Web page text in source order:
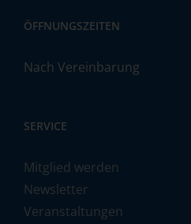
ÖFFNUNGSZEITEN
Nach Vereinbarung
SERVICE
Mitglied werden
Newsletter
Veranstaltungen